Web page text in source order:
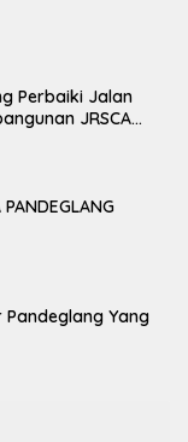
Perbaiki Jalan
JRSCA
Pandeglang Yang